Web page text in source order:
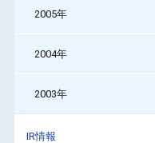
2005年
2004年
2003年
IR情報